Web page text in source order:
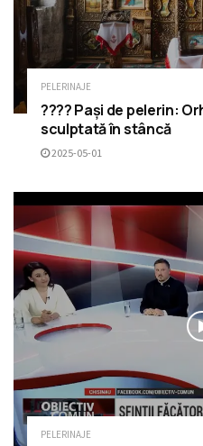
PELERINAJE
???? Pași de pelerin:
sculptată în stâncă
2025-05-01
PELERINAJE